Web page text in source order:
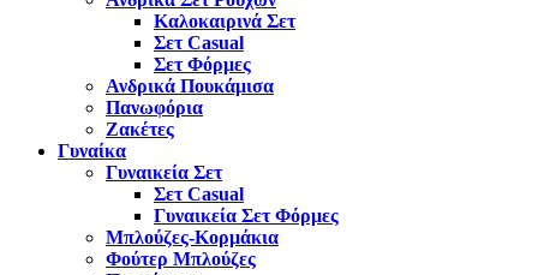
Καλοκαιρινά Σετ
Σετ Casual
Σετ Φόρμες
Ανδρικά Πουκάμισα
Πανωφόρια
Ζακέτες
Γυναίκα
Γυναικεία Σετ
Σετ Casual
Γυναικεία Σετ Φόρμες
Μπλούζες-Κορμάκια
Φούτερ Μπλούζες